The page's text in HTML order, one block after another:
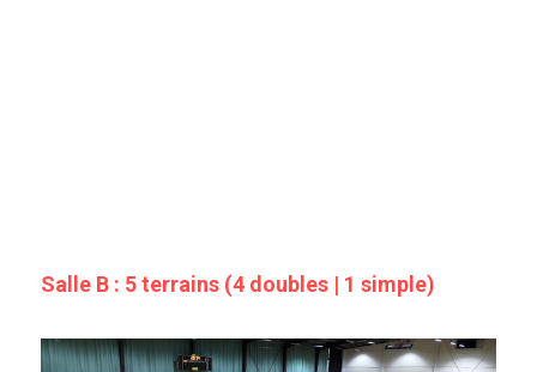
Salle B : 5 terrains (4 doubles | 1 simple)